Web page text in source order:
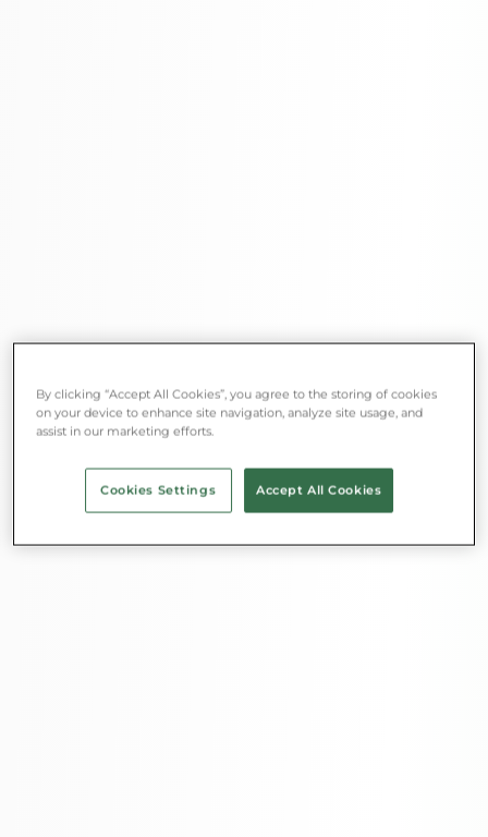
By clicking “Accept All Cookies”, you agree to the storing of cookies
on your device to enhance site navigation, analyze site usage, and
assist in our marketing efforts.
Cookies Settings Accept All Cookies